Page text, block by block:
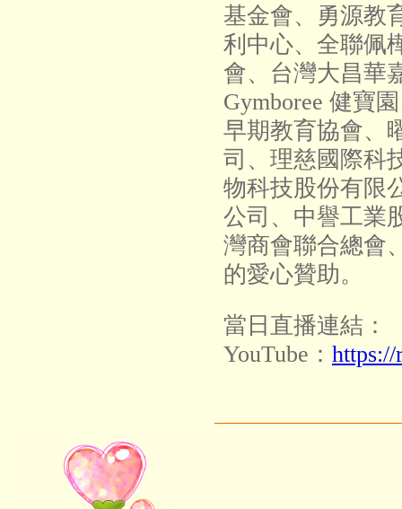
基金會、勇源教
利中心、全聯佩
會、台灣大昌華
Gymboree 健寶
早期教育協會、
司、理慈國際科
物科技股份有限
公司、中譽工業
灣商會聯合總會
的愛心贊助。
當日直播連結：
YouTube：